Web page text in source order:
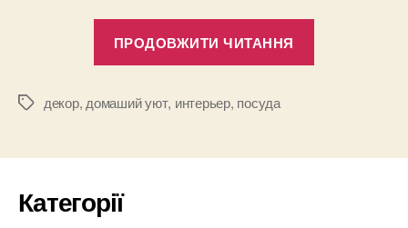
ПРОДОВЖИТИ ЧИТАННЯ
тренд
Позначки
декор,домаший уют, интерьер, посуда
Категорії